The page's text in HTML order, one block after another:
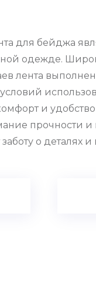
для бейджа
одежде.
лента
и
прочности
о